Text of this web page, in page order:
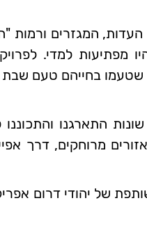
המגזרים ורמות
מפתיעות למדי.
שטעמו בחייהם טעם
התארגנו
מרוחקים, דרך
של יהודי דרום